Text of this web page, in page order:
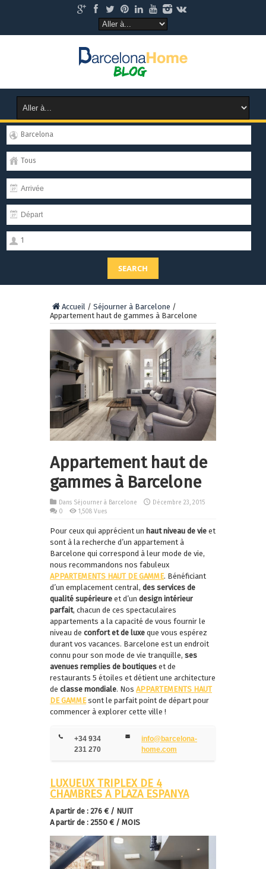
Barcelona
Tous
1
SEARCH
Accueil / Séjourner à Barcelone /
Appartement haut de gammes à Barcelone
Appartement haut de
gammes à Barcelone
Dans Séjourner à Barcelone
Décembre 23, 2015
0
1,508 Vues
Pour ceux qui apprécient un haut niveau de vie et
sont à la recherche d’un appartement à
Barcelone qui correspond à leur mode de vie,
nous recommandons nos fabuleux
APPARTEMENTS HAUT DE GAMME. Bénéficiant
d’un emplacement central, des services de
qualité supérieure et d’un design intérieur
parfait, chacun de ces spectaculaires
appartements a la capacité de vous fournir le
niveau de confort et de luxe que vous espérez
durant vos vacances. Barcelone est un endroit
connu pour son mode de vie tranquille, ses
avenues remplies de boutiques et de
restaurants 5 étoiles et détient une architecture
de classe mondiale. Nos APPARTEMENTS HAUT
DE GAMMEsont le parfait point de départ pour
commencer à explorer cette ville !
+34 934
231 270
info@barcelona-
home.com
LUXUEUX TRIPLEX DE 4
CHAMBRES A PLAZA ESPANYA
A partir de : 276 € / NUIT
A partir de : 2550 € / MOIS